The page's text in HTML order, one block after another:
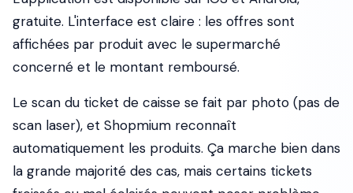
gratuite. L'interface est claire : les offres sont
affichées par produit avec le supermarché
concerné et le montant remboursé.
Le scan du ticket de caisse se fait par photo (pas de
scan laser), et Shopmium reconnaît
automatiquement les produits. Ça marche bien dans
la grande majorité des cas, mais certains tickets